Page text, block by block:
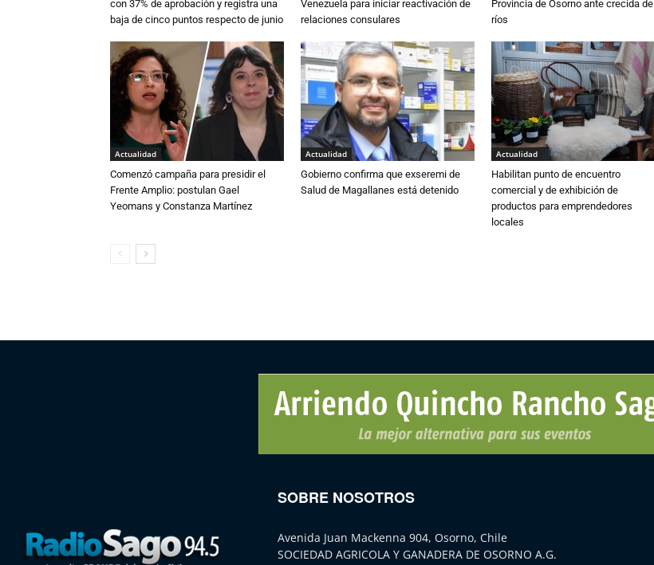
con 37% de aprobación y registra una
baja de cinco puntos respecto de junio
Venezuela para iniciar reactivación de
relaciones consulares
Provincia de Osorno ante crecida de
ríos
Actualidad
Comenzó campaña para presidir el
Frente Amplio: postulan Gael
Yeomans y Constanza Martínez
Actualidad
Gobierno confirma que exseremi de
Salud de Magallanes está detenido
Actualidad
Habilitan punto de encuentro
comercial y de exhibición de
productos para emprendedores
locales
SOBRE NOSOTROS
Avenida Juan Mackenna 904, Osorno, Chile
SOCIEDAD AGRICOLA Y GANADERA DE OSORNO A.G.